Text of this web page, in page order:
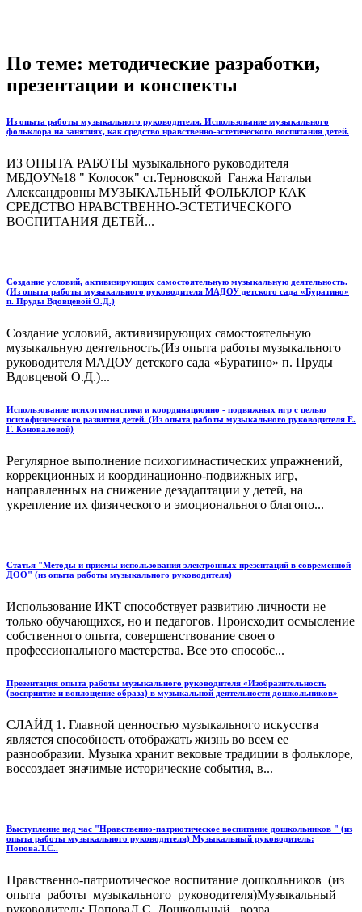
По теме: методические разработки,
презентации и конспекты
Из опыта работы музыкального руководителя. Использование музыкального
фольклора на занятиях, как средство нравственно-эстетического воспитания детей.
ИЗ ОПЫТА РАБОТЫ музыкального руководителя
МБДОУ№18 " Колосок" ст.Терновской Ганжа Натальи
Александровны МУЗЫКАЛЬНЫЙ ФОЛЬКЛОР КАК
СРЕДСТВО НРАВСТВЕННО-ЭСТЕТИЧЕСКОГО
ВОСПИТАНИЯ ДЕТЕЙ...
Создание условий, активизирующих самостоятельную музыкальную деятельность.
(Из опыта работы музыкального руководителя МАДОУ детского сада «Буратино»
п. Пруды Вдовцевой О.Д.)
Создание условий, активизирующих самостоятельную
музыкальную деятельность.(Из опыта работы музыкального
руководителя МАДОУ детского сада «Буратино» п. Пруды
Вдовцевой О.Д.)...
Использование психогимнастики и координационно - подвижных игр с целью
психофизического развития детей. (Из опыта работы музыкального руководителя Е.
Г. Коноваловой)
Регулярное выполнение психогимнастических упражнений,
коррекционных и координационно-подвижных игр,
направленных на снижение дезадаптации у детей, на
укрепление их физического и эмоционального благопо...
Cтатья "Методы и приемы использования электронных презентаций в современной
ДОО" (из опыта работы музыкального руководителя)
Использование ИКТ способствует развитию личности не
только обучающихся, но и педагогов. Происходит осмысление
собственного опыта, совершенствование своего
профессионального мастерства. Все это способс...
Презентация опыта работы музыкального руководителя «Изобразительность
(восприятие и воплощение образа) в музыкальной деятельности дошкольников»
СЛАЙД 1. Главной ценностью музыкального искусства
является способность отображать жизнь во всем ее
разнообразии. Музыка хранит вековые традиции в фольклоре,
воссоздает значимые исторические события, в...
Выступление пед час "Нравственно-патриотическое воспитание дошкольников " (из
опыта работы музыкального руководителя) Музыкальный руководитель:
ПоповаЛ.С..
Нравственно-патриотическое воспитание дошкольников (из
опыта работы музыкального руководителя)Музыкальный
руководитель: ПоповаЛ.С. Дошкольный возра...